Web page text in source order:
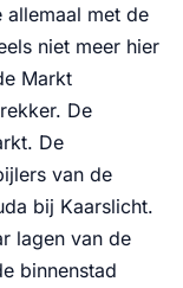
met de
niet meer hier
Markt
De
De
van de
bij Kaarslicht.
lagen van de
binnenstad